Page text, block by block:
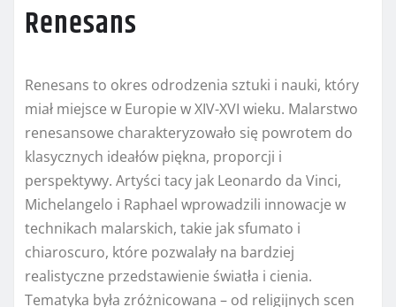
Renesans
Renesans to okres odrodzenia sztuki i nauki, który
miał miejsce w Europie w XIV-XVI wieku. Malarstwo
renesansowe charakteryzowało się powrotem do
klasycznych ideałów piękna, proporcji i
perspektywy. Artyści tacy jak Leonardo da Vinci,
Michelangelo i Raphael wprowadzili innowacje w
technikach malarskich, takie jak sfumato i
chiaroscuro, które pozwalały na bardziej
realistyczne przedstawienie światła i cienia.
Tematyka była zróżnicowana – od religijnych scen